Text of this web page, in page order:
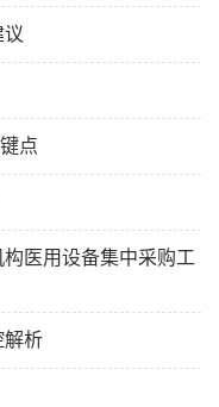
议
点
构医用设备集中采购工
解析